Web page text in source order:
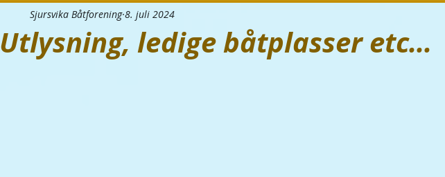
Utlysning, ledige båtplasser etc...
Sjursvika Båtforening 8. juli 2024